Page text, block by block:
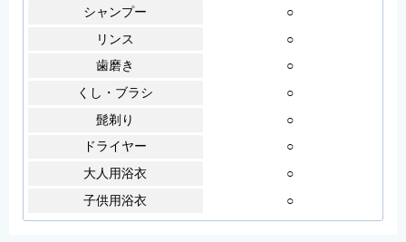
シャンプー
○
リンス
○
歯磨き
○
くし・ブラシ
○
髭剃り
○
ドライヤー
○
大人用浴衣
○
子供用浴衣
○